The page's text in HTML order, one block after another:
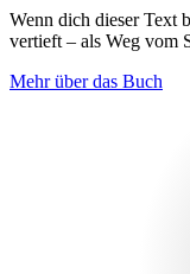
Wenn dich dieser Text
vertieft – als Weg vom
Mehr über das Buch